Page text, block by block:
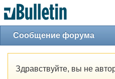
Сообщение форума
Здравствуйте, вы не